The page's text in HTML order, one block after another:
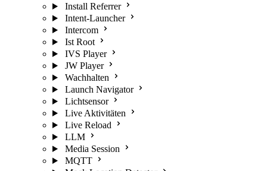
Install Referrer
Intent-Launcher
Intercom
Ist Root
IVS Player
JW Player
Wachhalten
Launch Navigator
Lichtsensor
Live Aktivitäten
Live Reload
LLM
Media Session
MQTT